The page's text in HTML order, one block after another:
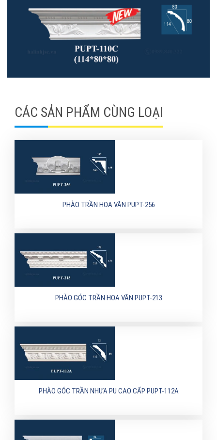
CÁC SẢN PHẨM CÙNG LOẠI
PHÀO TRẦN HOA VĂN PUPT-256
PHÀO GÓC TRẦN HOA VĂN PUPT-213
PHÀO GÓC TRẦN NHỰA PU CAO CẤP PUPT-112A